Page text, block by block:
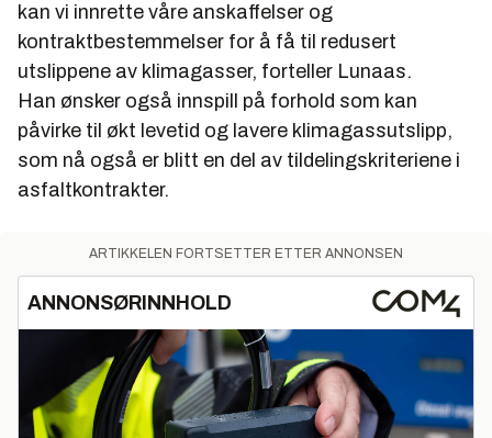
kan vi innrette våre anskaffelser og
kontraktbestemmelser for å få til redusert
utslippene av klimagasser, forteller Lunaas.
Han ønsker også innspill på forhold som kan
påvirke til økt levetid og lavere klimagassutslipp,
som nå også er blitt en del av tildelingskriteriene i
asfaltkontrakter.
ARTIKKELEN FORTSETTER ETTER ANNONSEN
ANNONSØRINNHOLD